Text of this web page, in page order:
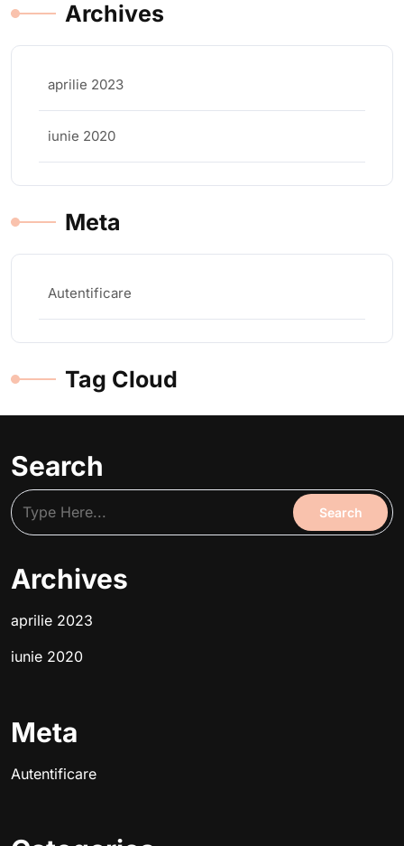
Archives
aprilie 2023
iunie 2020
Meta
Autentificare
Tag Cloud
Search
Archives
aprilie 2023
iunie 2020
Meta
Autentificare